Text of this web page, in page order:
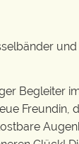
Begleiter
Freundin,